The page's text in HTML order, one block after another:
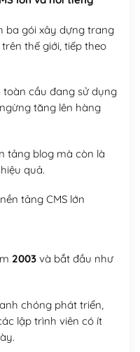
ba gói xây dựng trang
thế giới, tiếp theo
cầu đang sử dụng
tăng lên hàng
tảng blog mà còn là
quả.
tảng CMS lớn
2003và bắt đầu như
chóng phát triển,
lập trình viên có ít